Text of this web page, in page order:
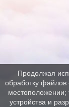
Продолжая
обработку файлов
местоположении;
устройства и